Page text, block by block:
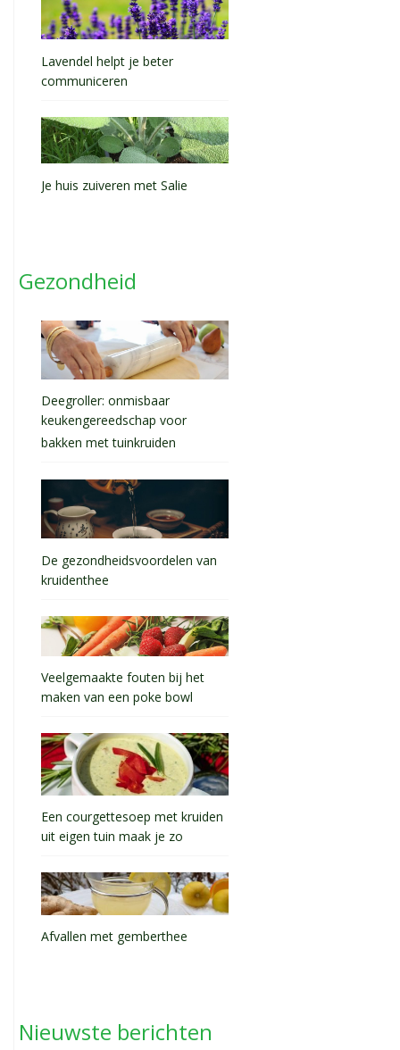
Lavendel helpt je beter
communiceren
Je huis zuiveren met Salie
Gezondheid
Deegroller: onmisbaar
keukengereedschap voor
bakken met tuinkruiden
De gezondheidsvoordelen van
kruidenthee
Veelgemaakte fouten bij het
maken van een poke bowl
Een courgettesoep met kruiden
uit eigen tuin maak je zo
Afvallen met gemberthee
Nieuwste berichten